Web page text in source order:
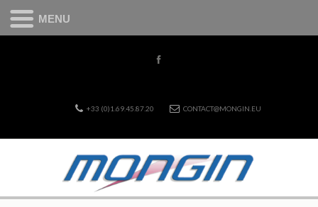
+33 (0)1.69.45.87.20 CONTACT@MONGIN.EU
MENU